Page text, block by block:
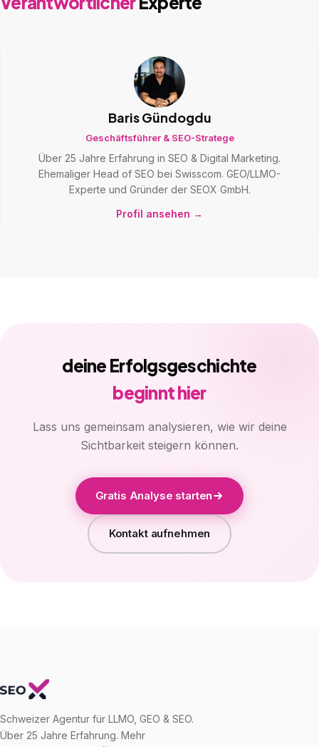
Baris Gündogdu
Geschäftsführer & SEO-Stratege
Über 25 Jahre Erfahrung in SEO & Digital Marketing.
Ehemaliger Head of SEO bei Swisscom. GEO/LLMO-
Experte und Gründer der SEOX GmbH.
Profil ansehen →
deine Erfolgsgeschichte
beginnt hier
Lass uns gemeinsam analysieren, wie wir deine
Sichtbarkeit steigern können.
Gratis Analyse starten
Kontakt aufnehmen
Schweizer Agentur für LLMO, GEO & SEO.
Über 25 Jahre Erfahrung. Mehr